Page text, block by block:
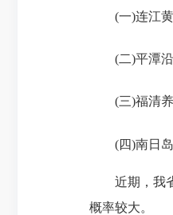
(一)连江
(二)平潭
(三)福清
(四)南日
近期，我
概率较大。